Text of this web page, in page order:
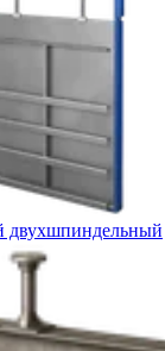
двухшпиндельный